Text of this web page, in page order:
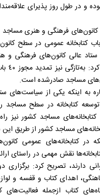
و در طول روز پذیرای
فرهنگی و هنری مساجد
حال حاضر ٧٥ باب کتابخانه عمومی در
عالی کانون‌های فرهنگی و
مساجد صادرشده است.
به اینکه یکی از سیاست‌های
کتابخانه در سطح مساجد
مساجد کشور نیز
مساجد کشور از طریق
در کتابخانه‌های عمومی
نقش مهمی در راستای
دارند، تصریح کرد: برگزاری
اهدای کتاب و قفسه و
کتاب ازجمله